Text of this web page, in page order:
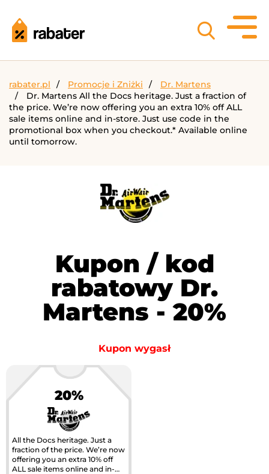
rabater.pl Promocje i Zniżki
Dr. Martens
Dr. Martens All the Docs heritage. Just a fraction of
the price. We’re now offering you an extra 10% off ALL
sale items online and in-store. Just use code in the
promotional box when you checkout.* Available online
until tomorrow.
Kupon / kod
rabatowy Dr.
Martens - 20%
Kupon wygasł
20%
All the Docs heritage. Just a
fraction of the price. We’re now
offering you an extra 10% off
ALL sale items online and in-